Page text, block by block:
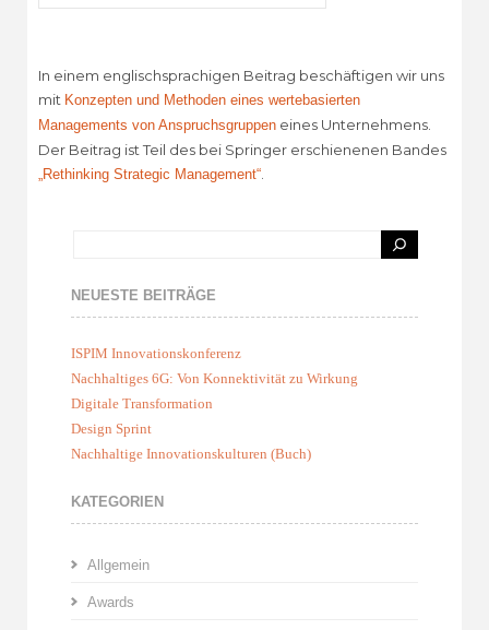
In einem englischsprachigen Beitrag beschäftigen wir uns
mit Konzepten und Methoden eines wertebasierten
Managements von Anspruchsgruppen eines Unternehmens.
Der Beitrag ist Teil des bei Springer erschienenen Bandes
„Rethinking Strategic Management“
NEUESTE BEITRÄGE
ISPIM Innovationskonferenz
Nachhaltiges 6G: Von Konnektivität zu Wirkung
Digitale Transformation
Design Sprint
Nachhaltige Innovationskulturen (Buch)
KATEGORIEN
Allgemein
Awards